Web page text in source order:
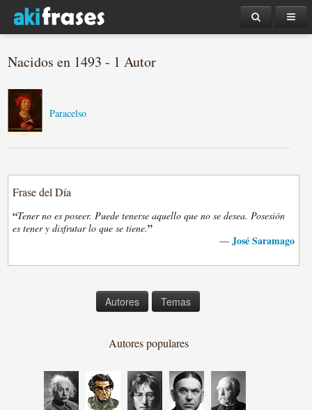
Nacidos en 1493 - 1 Autor
Paracelso
Frase del Día
“Tener no es poseer. Puede tenerse aquello que no se desea. Posesión
es tener y disfrutar lo que se tiene.”
— José Saramago
Autores Temas
Autores populares